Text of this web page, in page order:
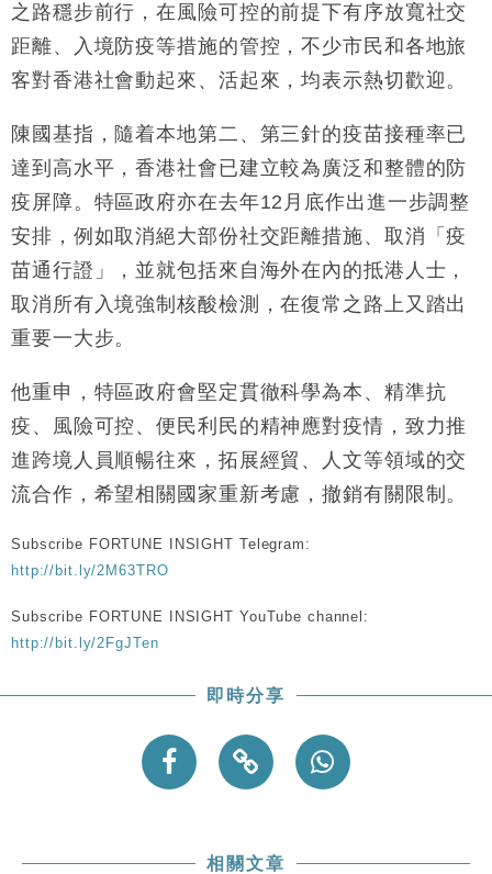
之路穩步前行，在風險可控的前提下有序放寬社交
距離、入境防疫等措施的管控，不少市民和各地旅
客對香港社會動起來、活起來，均表示熱切歡迎。
陳國基指，隨着本地第二、第三針的疫苗接種率已
達到高水平，香港社會已建立較為廣泛和整體的防
疫屏障。特區政府亦在去年12月底作出進一步調整
安排，例如取消絕大部份社交距離措施、取消「疫
苗通行證」，並就包括來自海外在內的抵港人士，
取消所有入境強制核酸檢測，在復常之路上又踏出
重要一大步。
他重申，特區政府會堅定貫徹科學為本、精準抗
疫、風險可控、便民利民的精神應對疫情，致力推
進跨境人員順暢往來，拓展經貿、人文等領域的交
流合作，希望相關國家重新考慮，撤銷有關限制。
Subscribe FORTUNE INSIGHT Telegram:
http://bit.ly/2M63TRO
Subscribe FORTUNE INSIGHT YouTube channel:
http://bit.ly/2FgJTen
即時分享
相關文章